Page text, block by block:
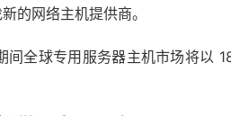
的网络主机提供商。
全球专用服务器主机市场将以